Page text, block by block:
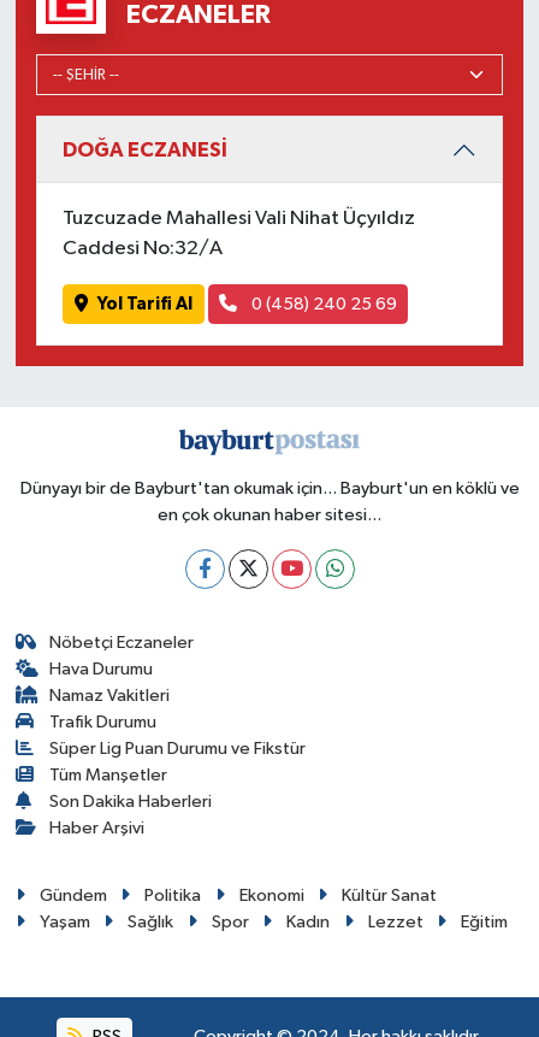
ECZANELER
DOĞA ECZANESİ
Tuzcuzade Mahallesi Vali Nihat Üçyıldız
Caddesi No:32/A
Yol Tarifi Al 0 (458) 240 25 69
Dünyayı bir de Bayburt'tan okumak için... Bayburt'un en köklü ve
en çok okunan haber sitesi...
Nöbetçi Eczaneler
Hava Durumu
Namaz Vakitleri
Trafik Durumu
Süper Lig Puan Durumu ve Fikstür
Tüm Manşetler
Son Dakika Haberleri
Haber Arşivi
Gündem Politika Ekonomi
Kültür Sanat
Yaşam
Sağlık Spor Kadın Lezzet Eğitim